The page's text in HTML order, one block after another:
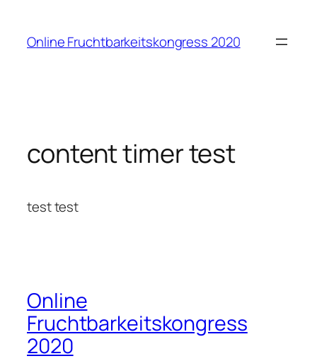
springen
Online Fruchtbarkeitskongress 2020
content timer test
test test
Online
Fruchtbarkeitskongress
2020